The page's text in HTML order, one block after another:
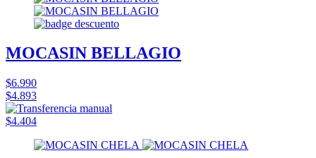
MOCASIN BELLAGIO
$6.990
$4.893
$4.404